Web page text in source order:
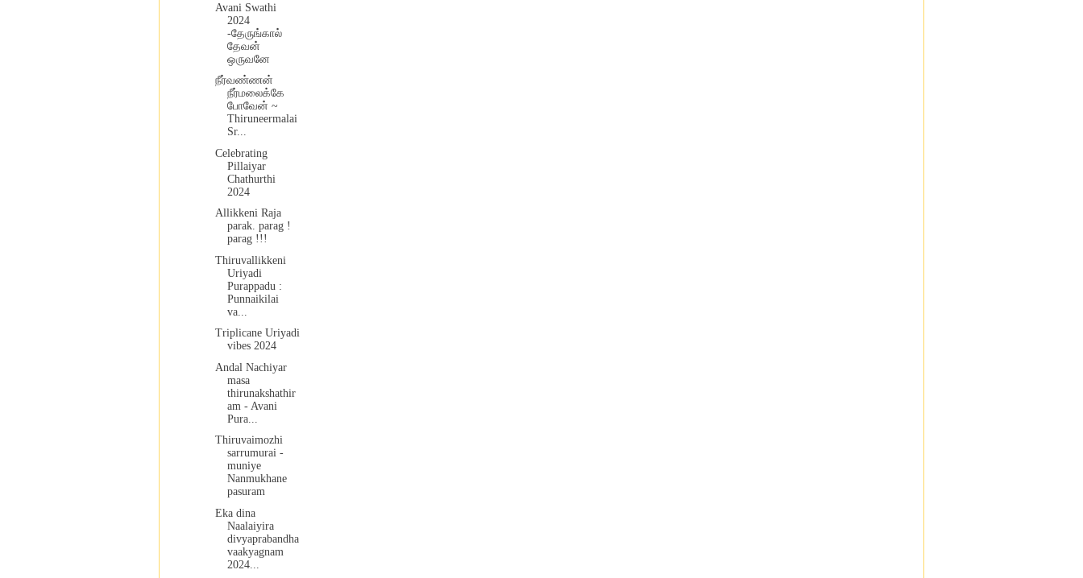
Avani Swathi
2024
-தேருங்கால்
தேவன்
ஒருவனே
நீர்வண்ணன்
நீர்மலைக்கே
போவேன் ~
Thiruneermalai
Sr...
Celebrating
Pillaiyar
Chathurthi
2024
Allikkeni Raja
parak. parag !
parag !!!
Thiruvallikkeni
Uriyadi
Purappadu :
Punnaikilai
va...
Triplicane Uriyadi
vibes 2024
Andal Nachiyar
masa
thirunakshathir
am - Avani
Pura...
Thiruvaimozhi
sarrumurai -
muniye
Nanmukhane
pasuram
Eka dina
Naalaiyira
divyaprabandha
vaakyagnam
2024...